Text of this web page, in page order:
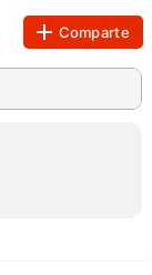
Comparte